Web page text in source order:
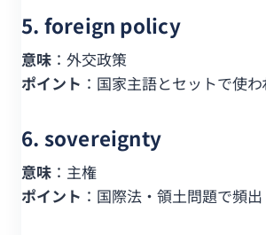
5. foreign policy
意味 ：外交政策
ポイント ：国家主語とセットで使わ
6. sovereignty
意味 ：主権
ポイント ：国際法・領土問題で頻出